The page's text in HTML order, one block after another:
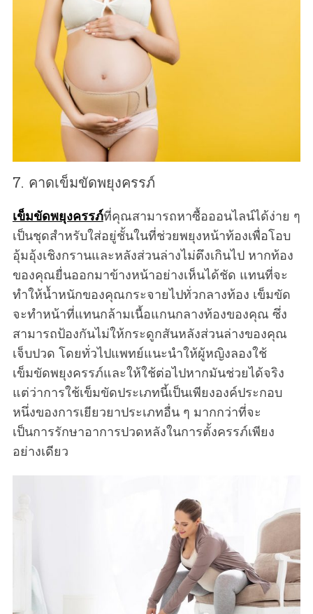
7. คาดเข็มขัดพยุงครรภ์
เข็มขัดพยุงครรภ์ที่คุณสามารถหาซื้อออนไลน์ได้ง่าย ๆ
เป็นชุดสำหรับใส่อยู่ชั้นในที่ช่วยพยุงหน้าท้องเพื่อโอบ
อุ้มอุ้งเชิงกรานและหลังส่วนล่างไม่ตึงเกินไป หากท้อง
ของคุณยื่นออกมาข้างหน้าอย่างเห็นได้ชัด แทนที่จะ
ทำให้น้ำหนักของคุณกระจายไปทั่วกลางท้อง เข็มขัด
จะทำหน้าที่แทนกล้ามเนื้อแกนกลางท้องของคุณ ซึ่ง
สามารถป้องกันไม่ให้กระดูกสันหลังส่วนล่างของคุณ
เจ็บปวด โดยทั่วไปแพทย์แนะนำให้ผู้หญิงลองใช้
เข็มขัดพยุงครรภ์และให้ใช้ต่อไปหากมันช่วยได้จริง
แต่ว่าการใช้เข็มขัดประเภทนี้เป็นเพียงองค์ประกอบ
หนึ่งของการเยียวยาประเภทอื่น ๆ มากกว่าที่จะ
เป็นการรักษาอาการปวดหลังในการตั้งครรภ์เพียง
อย่างเดียว